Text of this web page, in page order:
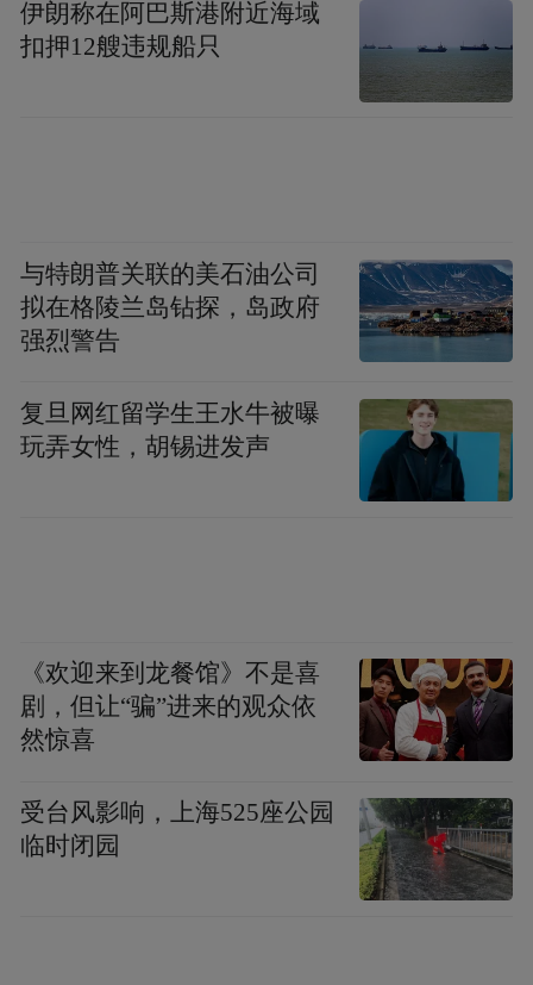
伊朗称在阿巴斯港附近海域
扣押12艘违规船只
与特朗普关联的美石油公司
拟在格陵兰岛钻探，岛政府
强烈警告
复旦网红留学生王水牛被曝
玩弄女性，胡锡进发声
《欢迎来到龙餐馆》不是喜
剧，但让“骗”进来的观众依
然惊喜
受台风影响，上海525座公园
临时闭园